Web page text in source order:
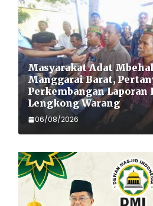
Masyarakat Adat
Manggarai Barat,
Perkembangan Laporan
Lengkong Warang
06/08/2026